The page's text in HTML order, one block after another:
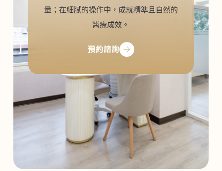
量；在細膩的操作中，成就精準且自然的
醫療成效。
預約諮詢